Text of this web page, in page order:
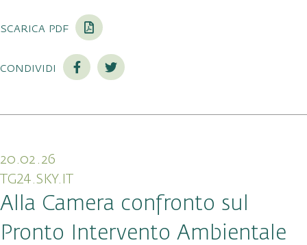
scarica pdf
condividi
20.02.26
TG24.SKY.IT
Alla Camera confronto sul
Pronto Intervento Ambientale